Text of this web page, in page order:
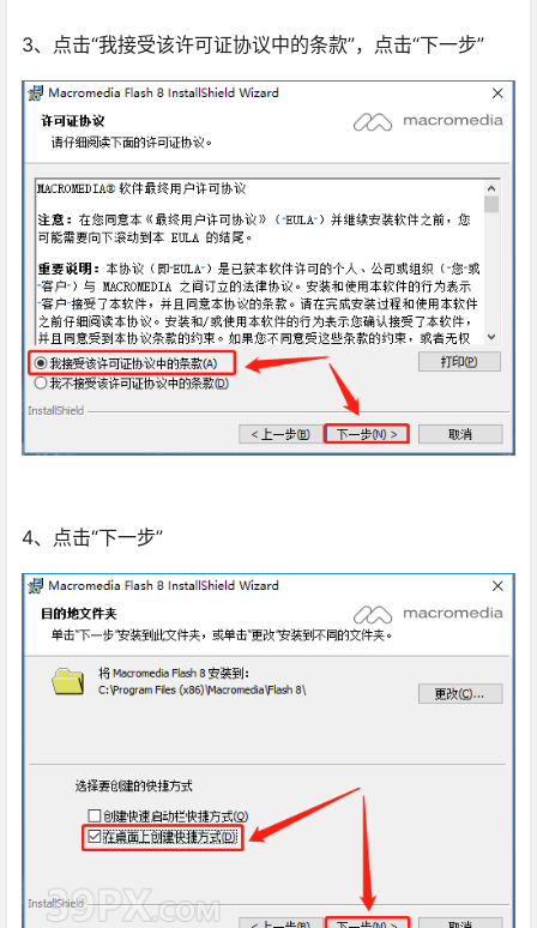
3、点击“我接受该许可证协议中的条款”，点击“下一步”
4、点击“下一步”